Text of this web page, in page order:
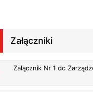
Załączniki
Załącznik Nr 1 do Zarządzenia Nr 5/2014 Wójta Gminy Niebylec z dnia 27 stycznia 2014 r. - Konieczkowa - działka